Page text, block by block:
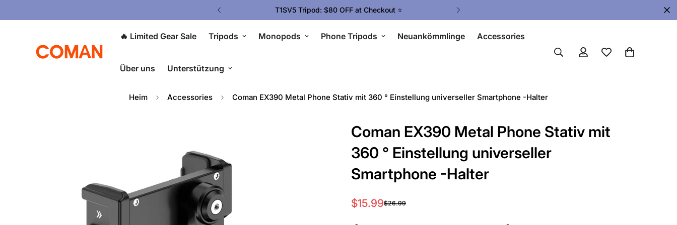
Upgrade Your Gear Today ! 🔥 Limited Gear Sale - Save Up To
🔥 Limited Gear Sale Tripods Monopods Phone Tripods Neuankömmlinge Accessories
Über uns Unterstützung
Heim Accessories Coman EX390 Metal Phone Stativ mit 360 ° Einstellung universeller Smartphone -Halter
Coman EX390 Metal Phone Stativ mit
360 ° Einstellung universeller
Smartphone -Halter
Verkaufspreis
$15.99
Regulärer$26.99